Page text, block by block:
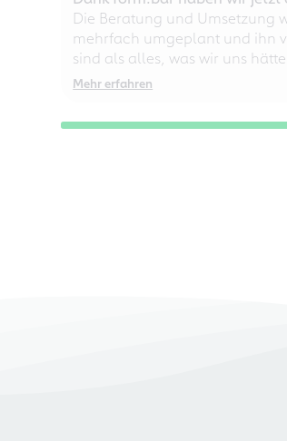
Die Beratung und Umsetzung
mehrfach umgeplant und ihn
sind als alles, was wir uns
Mehr erfahren